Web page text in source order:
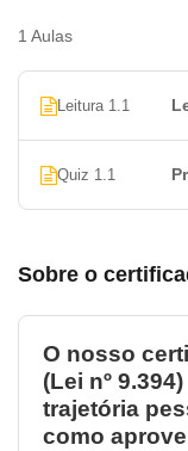
1 Aulas
Leitura 1.1
Quiz 1.1
Sobre o
O nosso
(Lei nº
trajetória
como